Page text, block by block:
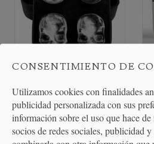
cubitera de hielo calavera
7,50 €
CONSENTIMIENTO DE
Utilizamos cookies con finalidades
publicidad personalizada con sus
información sobre el uso que hace
socios de redes sociales, publicidad